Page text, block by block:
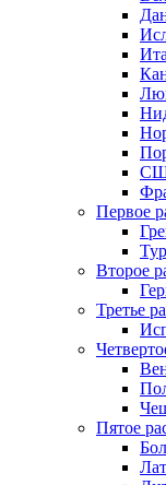
Первое
Второе
Третье
Пятое